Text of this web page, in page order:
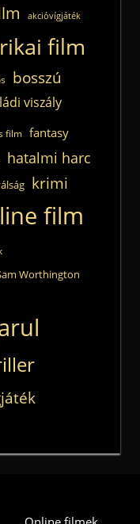
akcióvígjáték
film
bosszú
viszály
film fantasy
hatalmi harc
krimi
film
Worthington